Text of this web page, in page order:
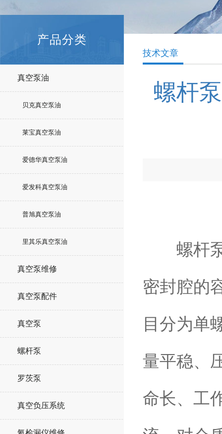
产品分类
真空泵油
贝克真空泵油
莱宝真空泵油
爱德华真空泵油
爱发科真空泵油
普旭真空泵油
里其乐真空泵油
真空泵维修
真空泵配件
真空泵
螺杆泵
罗茨泵
真空负压系统
技术文章
螺杆
螺杆泵
密封腔的
目分为单
量平稳、
命长、工